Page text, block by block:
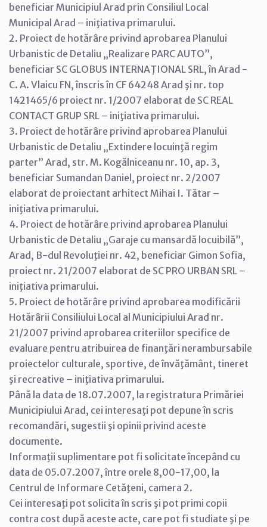
beneficiar Municipiul Arad prin Consiliul Local
Municipal Arad – iniţiativa primarului.
2. Proiect de hotărâre privind aprobarea Planului
Urbanistic de Detaliu „Realizare PARC AUTO”,
beneficiar SC GLOBUS INTERNAŢIONAL SRL, în Arad -
C. A. Vlaicu FN, înscris în CF 64248 Arad şi nr. top
1421465/6 proiect nr. 1/2007 elaborat de SC REAL
CONTACT GRUP SRL – iniţiativa primarului.
3. Proiect de hotărâre privind aprobarea Planului
Urbanistic de Detaliu „Extindere locuinţă regim
parter” Arad, str. M. Kogălniceanu nr. 10, ap. 3,
beneficiar Sumandan Daniel, proiect nr. 2/2007
elaborat de proiectant arhitect Mihai I. Tătar –
iniţiativa primarului.
4. Proiect de hotărâre privind aprobarea Planului
Urbanistic de Detaliu „Garaje cu mansardă locuibilă”,
Arad, B-dul Revoluţiei nr. 42, beneficiar Gimon Sofia,
proiect nr. 21/2007 elaborat de SC PRO URBAN SRL –
iniţiativa primarului.
5. Proiect de hotărâre privind aprobarea modificării
Hotărârii Consiliului Local al Municipiului Arad nr.
21/2007 privind aprobarea criteriilor specifice de
evaluare pentru atribuirea de finanţări nerambursabile
proiectelor culturale, sportive, de învăţământ, tineret
şi recreative – iniţiativa primarului.
Până la data de 18.07.2007, la registratura Primăriei
Municipiului Arad, cei interesaţi pot depune în scris
recomandări, sugestii şi opinii privind aceste
documente.
Informaţii suplimentare pot fi solicitate începând cu
data de 05.07.2007, între orele 8,00-17,00, la
Centrul de Informare Cetăţeni, camera 2.
Cei interesaţi pot solicita în scris şi pot primi copii
contra cost după aceste acte, care pot fi studiate şi pe